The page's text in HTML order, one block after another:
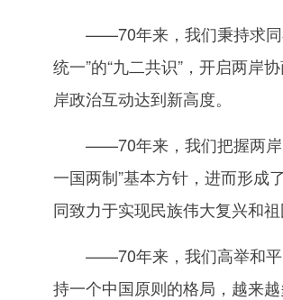
——70年来，我们秉持求同存
统一”的“九二共识”，开启两岸
岸政治互动达到新高度。
——70年来，我们把握两岸关
一国两制”基本方针，进而形成
同致力于实现民族伟大复兴和祖
——70年来，我们高举和平、
持一个中国原则的格局，越来